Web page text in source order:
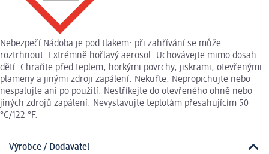
Nebezpečí Nádoba je pod tlakem: při zahřívání se může
roztrhnout. Extrémně hořlavý aerosol. Uchovávejte mimo dosah
dětí. Chraňte před teplem, horkými povrchy, jiskrami, otevřenými
plameny a jinými zdroji zapálení. Nekuřte. Nepropichujte nebo
nespalujte ani po použití. Nestříkejte do otevřeného ohně nebo
jiných zdrojů zapálení. Nevystavujte teplotám přesahujícím 50
°C/122 °F.
Výrobce / Dodavatel